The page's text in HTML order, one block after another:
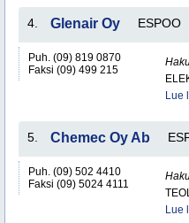
4. Glenair Oy ESPOO
Puh. (09) 819 0870
Faksi (09) 499 215
Lue
5. Chemec Oy Ab
Puh. (09) 502 4410
Faksi (09) 5024 4111
Lue